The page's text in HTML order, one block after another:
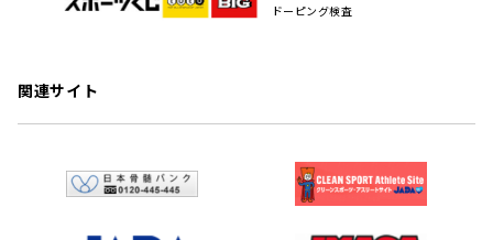
ドーピング検査
関連サイト